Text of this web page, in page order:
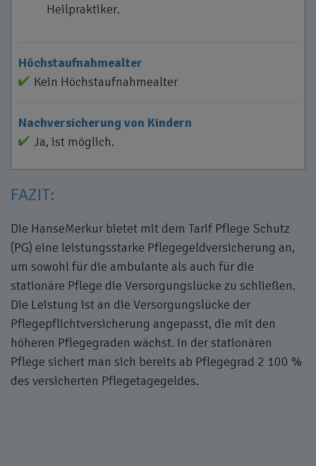
Heilpraktiker.
Höchstaufnahmealter
Kein Höchstaufnahmealter
Nachversicherung von Kindern
Ja, ist möglich.
FAZIT:
Die HanseMerkur bietet mit dem Tarif Pflege Schutz
(PG) eine leistungsstarke Pflegegeldversicherung an,
um sowohl für die ambulante als auch für die
stationäre Pflege die Versorgungslücke zu schließen.
Die Leistung ist an die Versorgungslücke der
Pflegepflichtversicherung angepasst, die mit den
höheren Pflegegraden wächst. In der stationären
Pflege sichert man sich bereits ab Pflegegrad 2 100 %
des versicherten Pflegetagegeldes.